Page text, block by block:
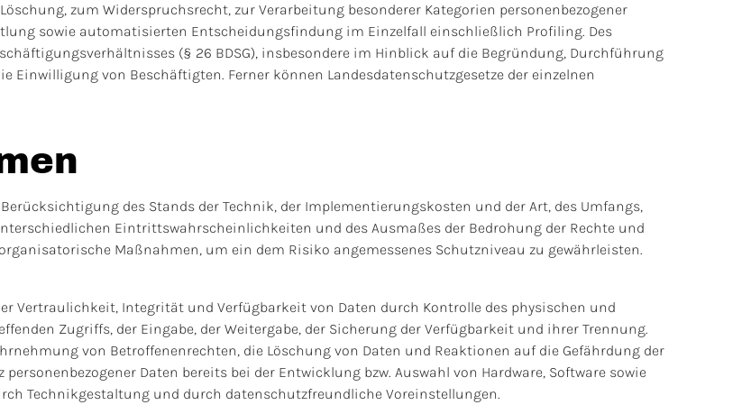
zum Widerspruchsrecht, zur Verarbeitung besonderer Kategorien personenbezogener
sowie automatisierten Entscheidungsfindung im Einzelfall einschließlich Profiling. Des
(§ 26 BDSG), insbesondere im Hinblick auf die Begründung, Durchführung
Einwilligung von Beschäftigten. Ferner können Landesdatenschutzgesetze der einzelnen
des Stands der Technik, der Implementierungskosten und der Art, des Umfangs,
Eintrittswahrscheinlichkeiten und des Ausmaßes der Bedrohung der Rechte und
Maßnahmen, um ein dem Risiko angemessenes Schutzniveau zu gewährleisten.
Vertraulichkeit, Integrität und Verfügbarkeit von Daten durch Kontrolle des physischen und
Zugriffs, der Eingabe, der Weitergabe, der Sicherung der Verfügbarkeit und ihrer Trennung.
von Betroffenenrechten, die Löschung von Daten und Reaktionen auf die Gefährdung der
Daten bereits bei der Entwicklung bzw. Auswahl von Hardware, Software sowie
Technikgestaltung und durch datenschutzfreundliche Voreinstellungen.